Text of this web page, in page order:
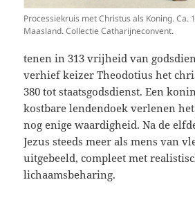
Processiekruis met Christus als Koning. Ca.
Maasland. Collectie Catharijneconvent.
tenen in 313 vrijheid van
verhief keizer Theodotius het
380 tot staatsgodsdienst. Een
kostbare lendendoek verlenen
nog enige waardigheid. Na de
Jezus steeds meer als mens van
uitgebeeld, compleet met
lichaamsbeharing.